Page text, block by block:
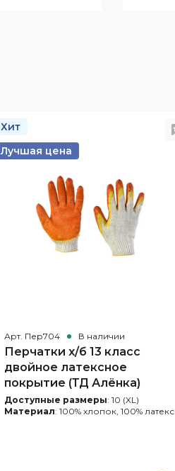
Хит
Лучшая цена
Арт. Пер704 В наличии
Перчатки х/б 13 класс
двойное латексное
покрытие (ТД Алёнка)
Доступные размеры: 10 (XL)
Материал: 100% хлопок, 100% латекс